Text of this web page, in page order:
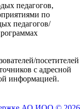
педагогов,
по
педагогов/
посетителей
с адресной
информацией.